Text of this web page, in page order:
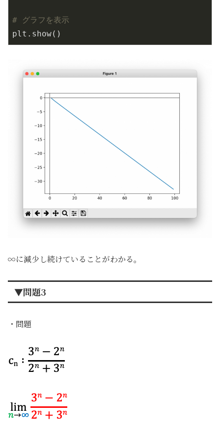
# グラフを表示
plt.show()
∞に減少し続けていることがわかる。
▼問題3
・問題